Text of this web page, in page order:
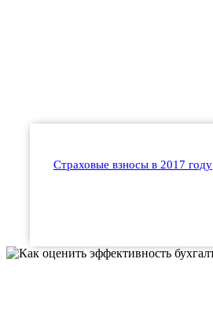
Страховые взносы в 2017 году